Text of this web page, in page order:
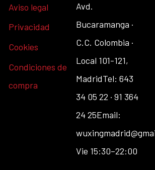
Aviso legal
Privacidad
Cookies
Condiciones de
compra
Avd.
Bucaramanga ·
C.C. Colombia ·
Local 101-121,
MadridTel: 643
34 05 22 · 91 364
24 25Email:
Vie 15:30–22:00